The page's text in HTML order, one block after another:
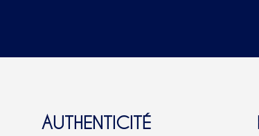
AUTHENTICITÉ